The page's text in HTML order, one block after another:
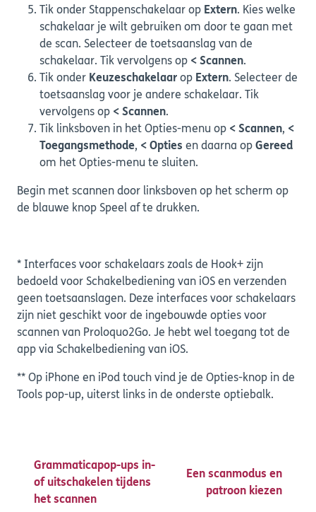
Tik onder Stappenschakelaar op Extern. Kies welke
schakelaar je wilt gebruiken om door te gaan met
de scan. Selecteer de toetsaanslag van de
schakelaar. Tik vervolgens op < Scannen.
Tik onder Keuzeschakelaar op Extern. Selecteer de
toetsaanslag voor je andere schakelaar. Tik
vervolgens op < Scannen.
Tik linksboven in het Opties-menu op < Scannen, <
Toegangsmethode, < Opties en daarna op Gereed
om het Opties-menu te sluiten.
Begin met scannen door linksboven op het scherm op
de blauwe knop Speel af te drukken.
* Interfaces voor schakelaars zoals de Hook+ zijn
bedoeld voor Schakelbediening van iOS en verzenden
geen toetsaanslagen. Deze interfaces voor schakelaars
zijn niet geschikt voor de ingebouwde opties voor
scannen van Proloquo2Go. Je hebt wel toegang tot de
app via Schakelbediening van iOS.
** Op iPhone en iPod touch vind je de Opties-knop in de
Tools pop-up, uiterst links in de onderste optiebalk.
Grammaticapop-ups in-
of uitschakelen tijdens
het scannen
Een scanmodus en
patroon kiezen